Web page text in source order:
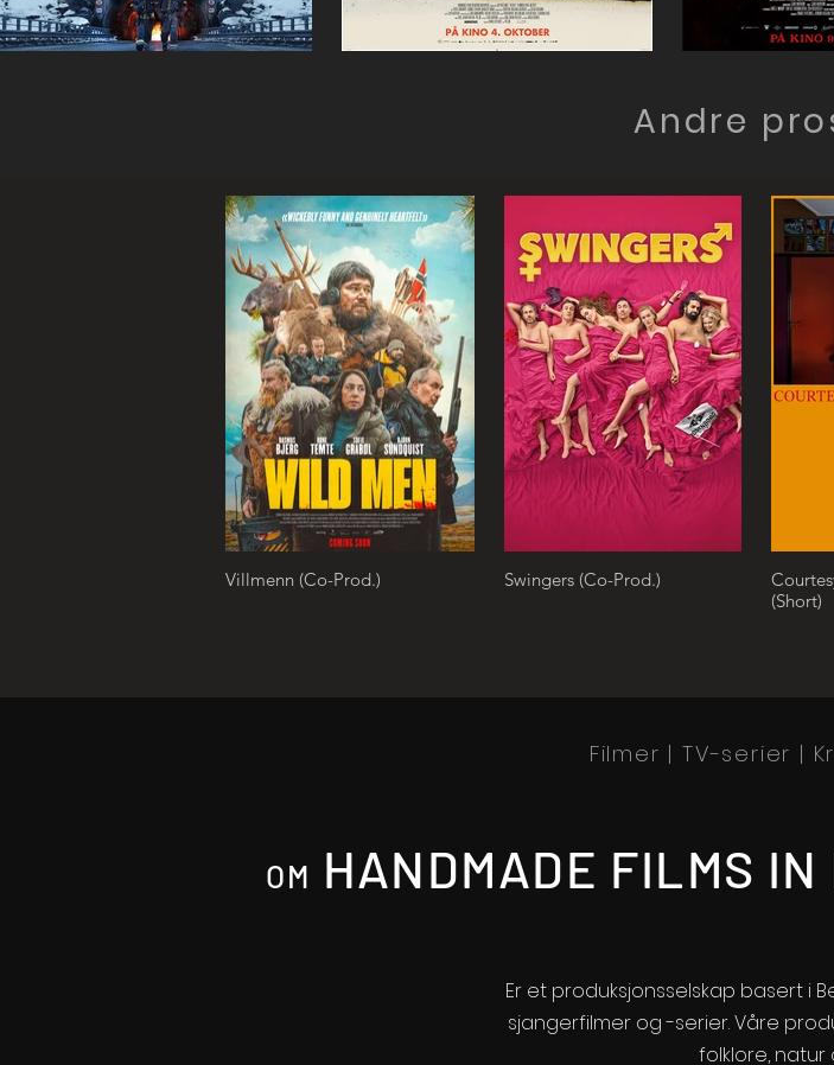
Andre
Villmenn (Co-Prod.) Swingers (Co-Prod.)
(Short)
Filmer | TV-serier |
OM HANDMADE FILMS IN
Er et produksjonsselskap basert i
sjangerfilmer og -serier. Våre
folklore, natur